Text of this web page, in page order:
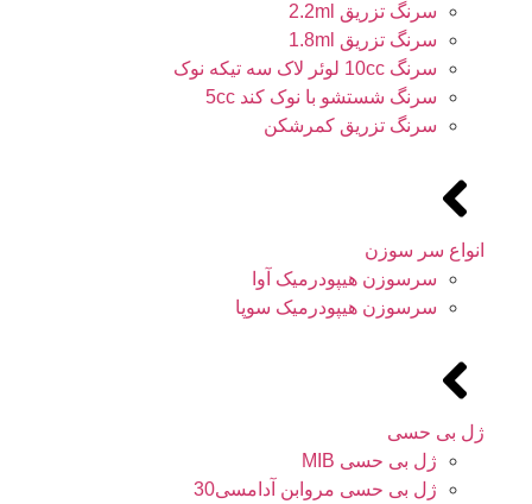
سرنگ تزریق 2.2ml
سرنگ تزریق 1.8ml
سرنگ 10cc لوئر لاک سه تیکه نوک
سرنگ شستشو با نوک کند 5cc
سرنگ تزریق کمرشکن
انواع سر سوزن
سرسوزن هیپودرمیک آوا
سرسوزن هیپودرمیک سوپا
ژل بی حسی
ژل بی حسی MIB
ژل بی حسی مروابن آدامسی30